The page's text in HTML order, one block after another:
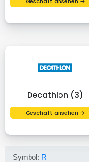
Decathlon (3)
Geschäft ansehen →
Symbol: R